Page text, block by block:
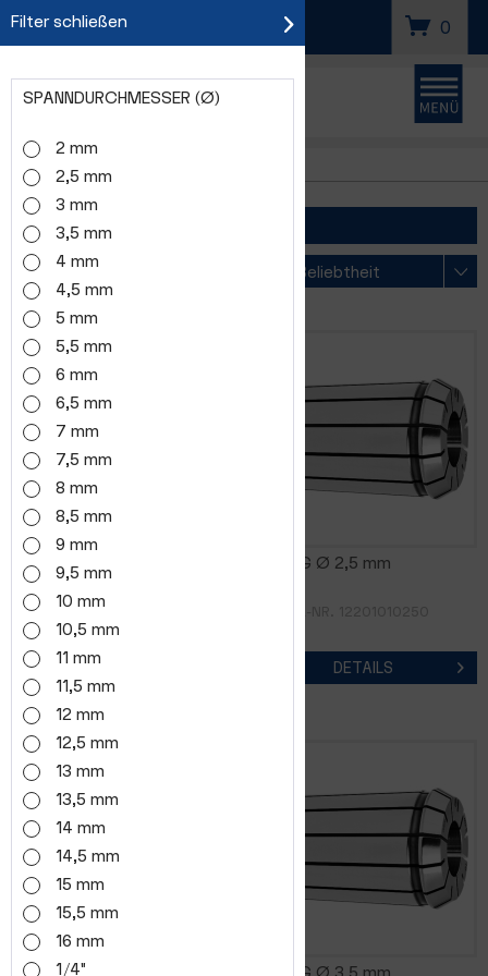
SUCHEN 0
FM16
FILTER
Filter schließen
SPANNDURCHMESSER (Ø)
2 mm
2,5 mm
3 mm
3,5 mm
4 mm
4,5 mm
5 mm
5,5 mm
6 mm
6,5 mm
7 mm
7,5 mm
8 mm
8,5 mm
9 mm
9,5 mm
10 mm
10,5 mm
11 mm
11,5 mm
12 mm
12,5 mm
13 mm
13,5 mm
14 mm
14,5 mm
15 mm
15,5 mm
16 mm
1/4"
FM16DG Ø 2,0 mm
ARTIKEL-NR. 12201010200
DETAILS
FM16DG Ø 2,5 mm
DETAILS